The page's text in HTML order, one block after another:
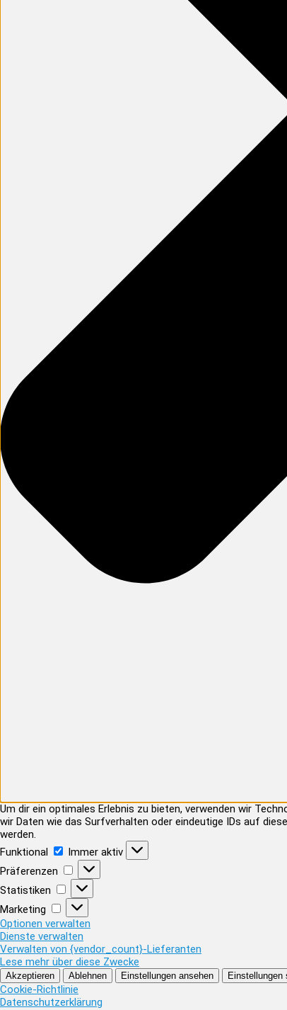
Um dir ein optimales Erlebnis zu bieten, verwenden wir
wir Daten wie das Surfverhalten oder eindeutige IDs auf
werden.
Funktional
Funktional
Immer aktiv
Präferenzen
Präferenzen
Statistiken
Statistiken
Marketing
Marketing
Optionen verwalten
Dienste verwalten
Verwalten von {vendor_count}-Lieferanten
Lese mehr über diese Zwecke
Akzeptieren Ablehnen Einstellungen ansehen Einstellungen
Cookie-Richtlinie
Datenschutzerklärung